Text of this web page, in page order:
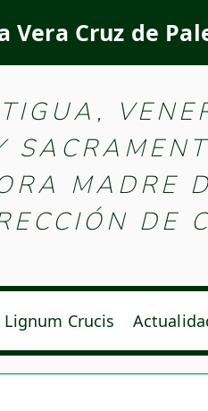
Vera Cruz de
de la
MADRE
DE
Lignum Crucis